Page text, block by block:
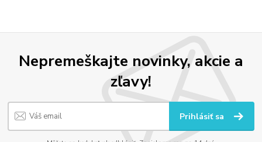
Nepremeškajte novinky, akcie a
zľavy!
Prihlásiť sa